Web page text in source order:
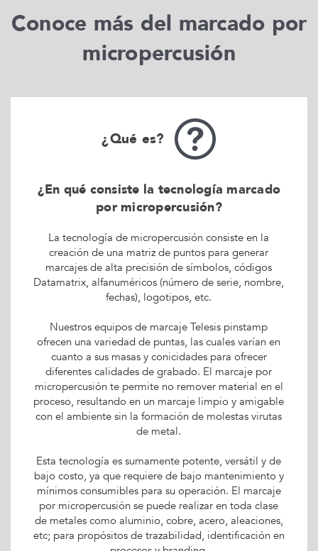
Conoce más del marcado por
micropercusión
¿Qué es?
¿En qué consiste la tecnología marcado
por micropercusión?
La tecnología de micropercusión consiste en la
creación de una matriz de puntos para generar
marcajes de alta precisión de símbolos, códigos
Datamatrix, alfanuméricos (número de serie, nombre,
fechas), logotipos, etc.
Nuestros equipos de marcaje Telesis pinstamp
ofrecen una variedad de puntas, las cuales varían en
cuanto a sus masas y conicidades para ofrecer
diferentes calidades de grabado. El marcaje por
micropercusión te permite no remover material en el
proceso, resultando en un marcaje limpio y amigable
con el ambiente sin la formación de molestas virutas
de metal.
Esta tecnología es sumamente potente, versátil y de
bajo costo, ya que requiere de bajo mantenimiento y
mínimos consumibles para su operación. El marcaje
por micropercusión se puede realizar en toda clase
de metales como aluminio, cobre, acero, aleaciones,
etc; para propósitos de trazabilidad, identificación en